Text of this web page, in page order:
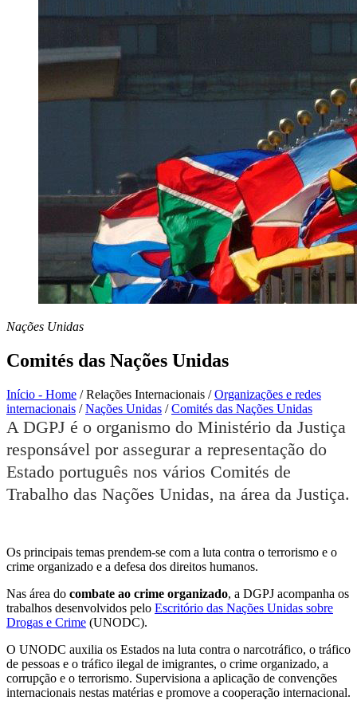
Nações Unidas
Comités das Nações Unidas
Início - Home /Relações Internacionais /Organizações e redes
internacionais /Nações Unidas /Comités das Nações Unidas
A DGPJ é o organismo do Ministério da Justiça
responsável por assegurar a representação do
Estado português nos vários Comités de
Trabalho das Nações Unidas, na área da Justiça.
Os principais temas prendem-se com a luta contra o terrorismo e o
crime organizado e a defesa dos direitos humanos.
Nas área do combate ao crime organizado, a DGPJ acompanha os
trabalhos desenvolvidos pelo Escritório das Nações Unidas sobre
Drogas e Crime (UNODC).
O UNODC auxilia os Estados na luta contra o narcotráfico, o tráfico
de pessoas e o tráfico ilegal de imigrantes, o crime organizado, a
corrupção e o terrorismo. Supervisiona a aplicação de convenções
internacionais nestas matérias e promove a cooperação internacional.